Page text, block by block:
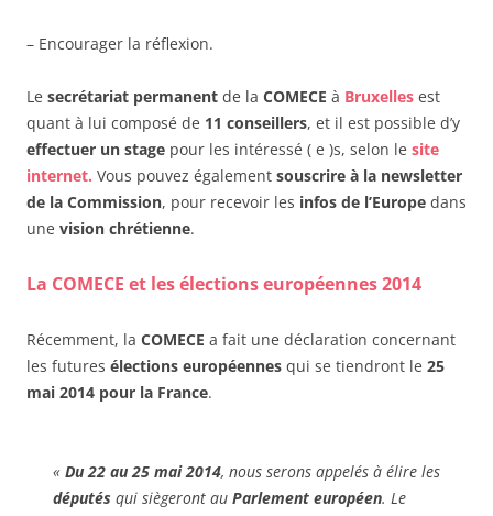
– Encourager la réflexion.
Le secrétariat permanent de la COMECE à Bruxelles est
quant à lui composé de 11 conseillers, et il est possible d’y
effectuer un stage pour les intéressé ( e )s, selon le site
internet. Vous pouvez également souscrire à la newsletter
de la Commission, pour recevoir les infos de l’Europe dans
une vision chrétienne.
La COMECE et lesélections européennes 2014
Récemment, la COMECE a fait une déclaration concernant
les futures élections européennes qui se tiendront le 25
mai 2014 pour la France.
« Du 22 au 25 mai 2014, nous serons appelés à élire les
députés qui siègeront au Parlement européen. Le